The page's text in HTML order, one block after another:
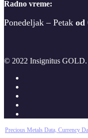
Radno vreme:
Ponedeljak – Petak od
© 2022 Insignitus GOLD.
Precious Metals Data, Currency